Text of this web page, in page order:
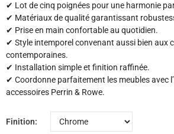
✔ Lot de cinq poignées pour une harmonie
✔ Matériaux de qualité garantissant
✔ Prise en main confortable au quotidien.
✔ Style intemporel convenant aussi bien aux
contemporaines.
✔ Installation simple et finition raffinée.
✔ Coordonne parfaitement les meubles avec
accessoires Perrin & Rowe.
Finition